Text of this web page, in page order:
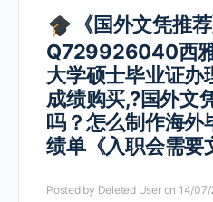
《国外文凭推
Q729926040西
大学硕士毕业证
成绩购买,?国外文
吗？怎么制作海外
绩单《入职会需要
Posted by Deleted User on 14/07/